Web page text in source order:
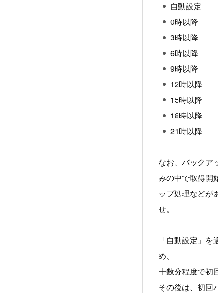
自動設定
0時以降
3時以降
6時以降
9時以降
12時以降
15時以降
18時以降
21時以降
なお、バックア
みの中で取得開
ップ処理などが
せ。
「自動設定」
め、
十数分程度で初
その後は、初回